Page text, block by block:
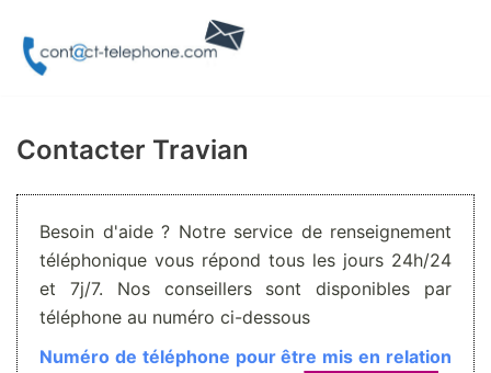
Aller
Contacter Travian
Besoin d'aide ? Notre service de renseignement
téléphonique vous répond tous les jours 24h/24
et 7j/7. Nos conseillers sont disponibles par
téléphone au numéro ci-dessous
Numéro de téléphone pour être mis en relation